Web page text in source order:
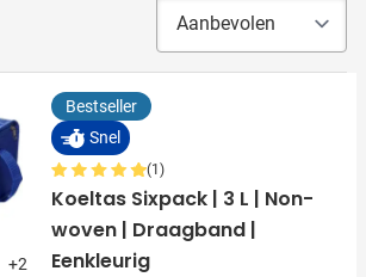
+2
Bestseller
Snel
(1)
Koeltas Sixpack | 3 L | Non-
woven | Draagband |
Eenkleurig